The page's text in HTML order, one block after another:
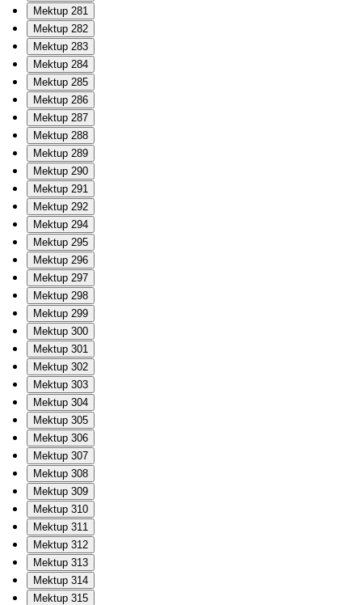
Mektup 281
Mektup 282
Mektup 283
Mektup 284
Mektup 285
Mektup 286
Mektup 287
Mektup 288
Mektup 289
Mektup 290
Mektup 291
Mektup 292
Mektup 294
Mektup 295
Mektup 296
Mektup 297
Mektup 298
Mektup 299
Mektup 300
Mektup 301
Mektup 302
Mektup 303
Mektup 304
Mektup 305
Mektup 306
Mektup 307
Mektup 308
Mektup 309
Mektup 310
Mektup 311
Mektup 312
Mektup 313
Mektup 314
Mektup 315